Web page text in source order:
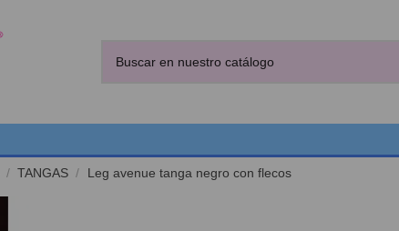
TANGAS Leg avenue tanga negro con flecos